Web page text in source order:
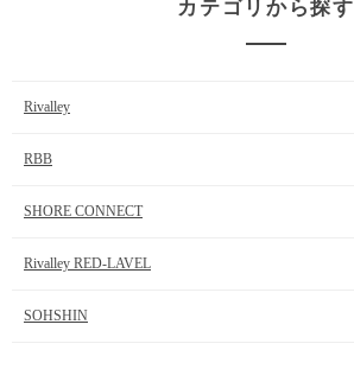
カテゴリから探す
Rivalley
RBB
SHORE CONNECT
Rivalley RED-LAVEL
SOHSHIN